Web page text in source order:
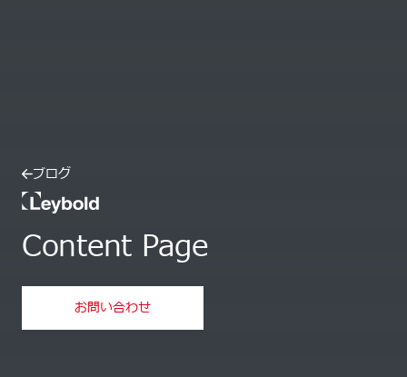
ブログ
Leybold
Content Page
お問い合わせ